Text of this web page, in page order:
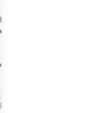
Barts
Gloves
€24,99
1
beschikbaar